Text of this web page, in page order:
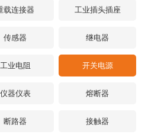
载连接器 工业插头插座
传感器 继电器
工业电阻 开关电源
仪器仪表 熔断器
断路器 接触器